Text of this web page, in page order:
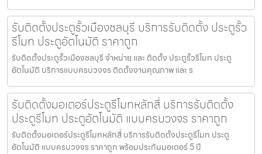
รับติดตั้งประตูรั้วเมืองชลบุรี บริการรับติดตั้ง ประตูรั้ว
รีโมท ประตูอัตโนมัติ ราคาถูก
รับติดตั้งประตูรั้วเมืองชลบุรี จำหน่าย และ ติดตั้ง ประตูรั้วรีโมท ประตู
อัตโนมัติ บริการแบบครบวงจร ติดตั้งงานคุณภาพ และ ร
รับติดตั้งมอเตอร์ประตูรีโมทหลักสี่ บริการรับติดตั้ง
ประตูรีโมท ประตูอัตโนมัติ แบบครบวงจร ราคาถูก
รับติดตั้งมอเตอร์ประตูรีโมทหลักสี่ บริการรับติดตั้งประตูรีโมท ประตู
อัตโนมัติ แบบครบวงจร ราคาถูก พร้อมประกันมอเตอร์ 5 ปี